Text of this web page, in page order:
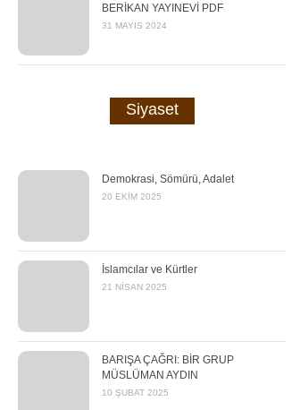
BERİKAN YAYINEVİ PDF
31 MAYIS 2024
Siyaset
Demokrasi, Sömürü, Adalet
20 EKIM 2025
İslamcılar ve Kürtler
21 NISAN 2025
BARIŞA ÇAĞRI: BİR GRUP
MÜSLÜMAN AYDIN
10 ŞUBAT 2025